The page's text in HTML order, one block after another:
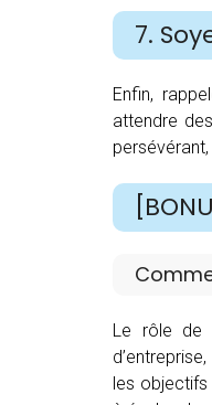
7.
Enfin,
attendre
Le rôle de
les objectifs